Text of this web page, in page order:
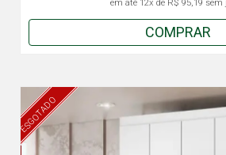
em até 12x de R$ 95,19 sem
COMPRAR
ESGOTADO